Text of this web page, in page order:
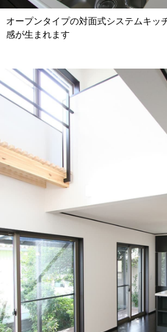
オープンタイプの対面式システムキッ
感が生まれます